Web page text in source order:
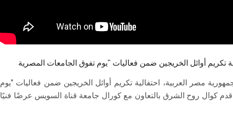
مصر العربية، احتفالية تكريم أوائل الخريجين ضمن فعاليات "يوم
كوال روح الشرق بالتعاون مع كورال جامعة قناة السويس عرضًا فنيًا